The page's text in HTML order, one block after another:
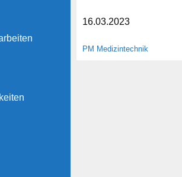
16.03.2023
PM Medizintechnik